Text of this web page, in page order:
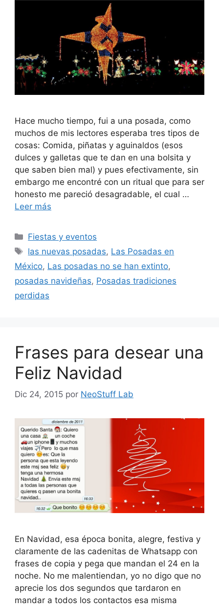
Hace mucho tiempo, fui a una posada, como
muchos de mis lectores esperaba tres tipos de
cosas: Comida, piñatas y aguinaldos (esos
dulces y galletas que te dan en una bolsita y
que saben bien mal) y pues efectivamente, sin
embargo me encontré con un ritual que para ser
honesto me pareció desagradable, el cual …
Leer más
Categorías
Fiestas y eventos
Etiquetas
las nuevas posadas, Las Posadas en
México, Las posadas no se han extinto,
posadas navideñas, Posadas tradiciones
perdidas
Frases para desear una
Feliz Navidad
Dic 24, 2015 por NeoStuff Lab
En Navidad, esa época bonita, alegre, festiva y
claramente de las cadenitas de Whatsapp con
frases de copia y pega que mandan el 24 en la
noche. No me malentiendan, yo no digo que no
aprecie los dos segundos que tardaron en
mandar a todos los contactos esa misma